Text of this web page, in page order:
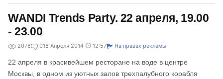
WANDI Trends Party. 22 апреля, 19.00
- 23.00
2078 018 Апреля 2014 12:57 На правах рекламы
22 апреля в красивейшем ресторане на воде в центре
Москвы, в одном из уютных залов трехпалубного корабля